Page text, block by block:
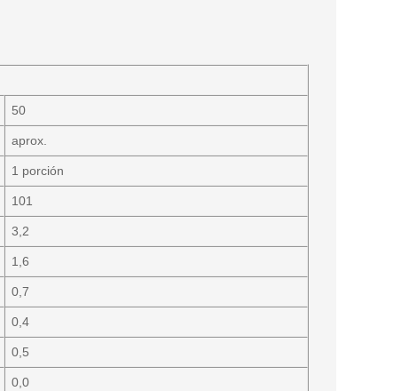
50
aprox.
1 porción
101
3,2
1,6
0,7
0,4
0,5
0,0